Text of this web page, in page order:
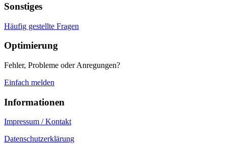
Sonstiges
Häufig gestellte Fragen
Optimierung
Fehler, Probleme oder Anregungen?
Einfach melden
Informationen
Impressum / Kontakt
Datenschutzerklärung